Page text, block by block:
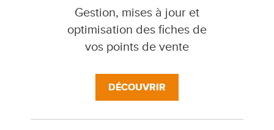
Gestion, mises à jour et
optimisation des fiches de
vos points de vente
DÉCOUVRIR